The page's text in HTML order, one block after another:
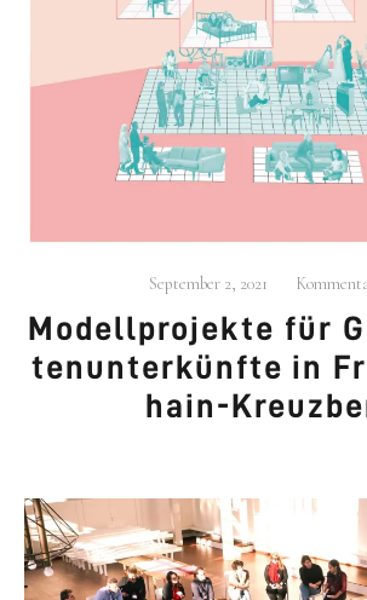
September 2, 2021
Modell­pro­jek­te für
ten­un­ter­künf­te in
hain-